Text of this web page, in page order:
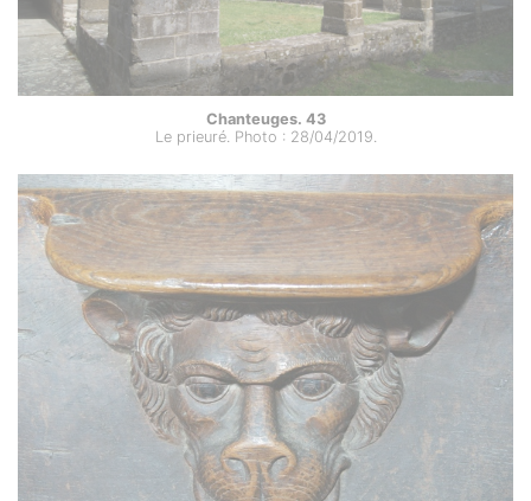
Chanteuges. 43
Le prieuré. Photo : 28/04/2019.